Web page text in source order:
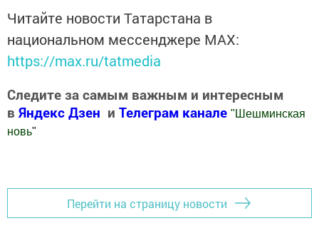
Читайте новости Татарстана в
национальном мессенджере MАХ:
https://max.ru/tatmedia
Следите за самым важным и интересным
в Яндекс Дзен и Телеграм канале " Шешминская
новь"
Перейти на страницу новости